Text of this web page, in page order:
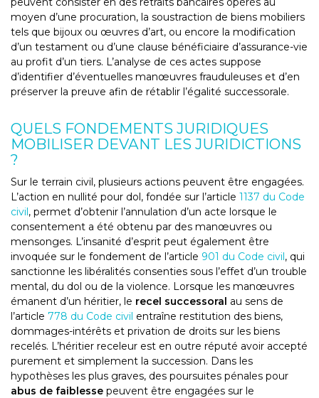
moyen d’une procuration, la soustraction de biens mobiliers
tels que bijoux ou œuvres d’art, ou encore la modification
d’un testament ou d’une clause bénéficiaire d’assurance-vie
au profit d’un tiers. L’analyse de ces actes suppose
d’identifier d’éventuelles manœuvres frauduleuses et d’en
préserver la preuve afin de rétablir l’égalité successorale.
QUELS FONDEMENTS JURIDIQUES
MOBILISER DEVANT LES JURIDICTIONS
?
Sur le terrain civil, plusieurs actions peuvent être engagées.
L’action en nullité pour dol, fondée sur l’article 1137 du Code
civil, permet d’obtenir l’annulation d’un acte lorsque le
consentement a été obtenu par des manœuvres ou
mensonges. L’insanité d’esprit peut également être
invoquée sur le fondement de l’article 901 du Code civil, qui
sanctionne les libéralités consenties sous l’effet d’un trouble
mental, du dol ou de la violence. Lorsque les manœuvres
émanent d’un héritier, le recel successoral au sens de
l’article 778 du Code civil entraîne restitution des biens,
dommages-intérêts et privation de droits sur les biens
recelés. L’héritier receleur est en outre réputé avoir accepté
purement et simplement la succession. Dans les
hypothèses les plus graves, des poursuites pénales pour
abus de faiblesse peuvent être engagées sur le